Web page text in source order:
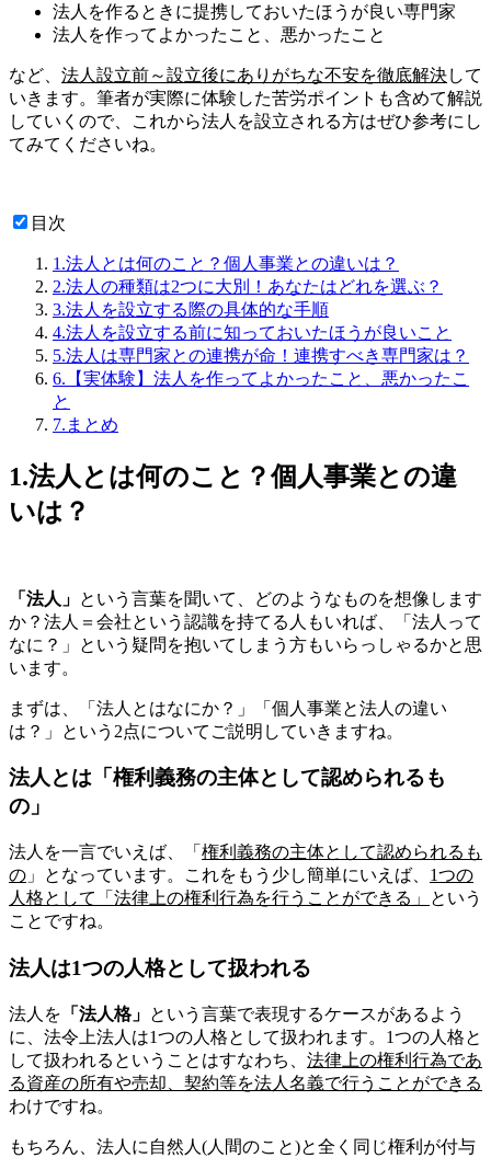
法人を作るときに提携しておいたほうが良い専門家
法人を作ってよかったこと、悪かったこと
など、 法人設立前～設立後にありがちな不安を徹底解決して
いきます。筆者が実際に体験した苦労ポイントも含めて解説
していくので、これから法人を設立される方はぜひ参考にし
てみてくださいね。
目次
1.法人とは何のこと？個人事業との違いは？
2.法人の種類は2つに大別！あなたはどれを選ぶ？
3.法人を設立する際の具体的な手順
4.法人を設立する前に知っておいたほうが良いこと
5.法人は専門家との連携が命！連携すべき専門家は？
6.【実体験】法人を作ってよかったこと、悪かったこ
と
7.まとめ
1.法人とは何のこと？個人事業との違
いは？
「法人」 という言葉を聞いて、どのようなものを想像します
か？法人＝会社という認識を持てる人もいれば、「法人って
なに？」という疑問を抱いてしまう方もいらっしゃるかと思
います。
まずは、「法人とはなにか？」「個人事業と法人の違い
は？」という2点についてご説明していきますね。
法人とは「権利義務の主体として認められるも
の」
法人を一言でいえば、「 権利義務の主体として認められるも
の 」となっています。これをもう少し簡単にいえば、 1つの
人格として「法律上の権利行為を行うことができる」
という
ことですね。
法人は1つの人格として扱われる
法人を 「法人格」 という言葉で表現するケースがあるよう
に、法令上法人は1つの人格として扱われます。1つの人格と
して扱われるということはすなわち、 法律上の権利行為であ
る資産の所有や売却、契約等を法人名義で行うことができる
わけですね。
もちろん、法人に自然人(人間のこと)と全く同じ権利が付与